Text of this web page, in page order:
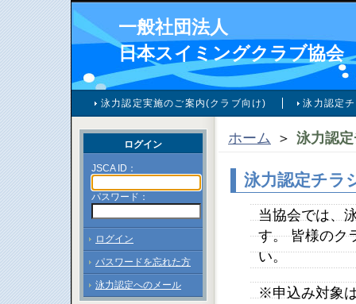
一般社団法人
日本スイミングクラブ協会
泳力認定実施のご案内(クラブ向け) 泳力認定
ホーム ＞ 泳力認
泳力認定チラ
当協会では、
す。 皆様のク
い。
※申込み対象
ログイン
JSCA ID：
パスワード：
ログイン
パスワードを忘れた方
泳力認定へのメール